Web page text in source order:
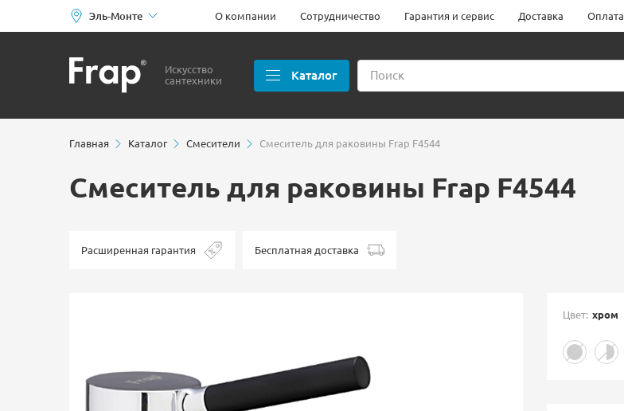
Эль-Монте О компании Сотрудничество Гарантия и сервис Доставка Оплата
Искусство
сантехники
Каталог
Главная Каталог Смесители Смеситель для раковины Frap F4544
Смеситель для раковины Frap F4544
Расширенная гарантия Бесплатная доставка
Цвет: хром